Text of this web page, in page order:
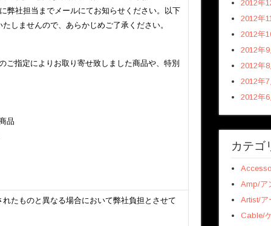
弊社担当までメールにてお知らせください。以下
しませんので、あらかじめご了承ください。
ご指定によりお取り寄せ致しました商品や、特別
品
たものと異なる場合において弊社負担とさせて
2012年
2012年
2012年
2012年9
2012年8
2012年7
2012年6
カテゴ
Amp/ア
Artist/ア
Cable/